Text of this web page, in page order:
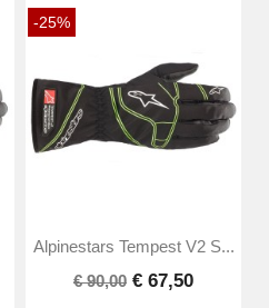
-25%
Alpinestars Tempest V2 S...
€ 90,00 € 67,50